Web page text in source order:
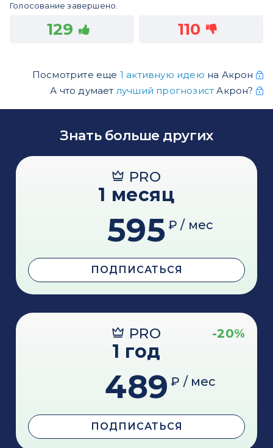
Голосование завершено.
129 110
Посмотрите еще 1 активную идею на Акрон
А что думает лучший прогнозист Акрон?
Знать больше других
PRO
1 месяц
595 ₽ / мес
ПОДПИСАТЬСЯ
PRO -20%
1 год
489 ₽ / мес
ПОДПИСАТЬСЯ